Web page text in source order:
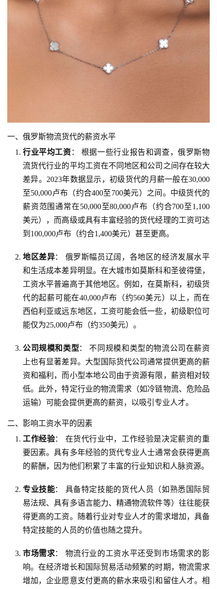
一、俄罗斯物流货代的薪资水平
行业平均工资 ： 根据一些行业报告和调查，俄罗斯物
流货代行业的平均工资在不同地区和公司之间存在较大
差异。2023年数据显示，初级货代的月薪一般在30,000
至50,000卢布（约合400至700美元）之间。中级货代的
薪资范围通常在50,000至80,000卢布（约合700至1,100
美元），而高级或具有丰富经验的货代经理的工资可达
到100,000卢布（约合1,400美元）甚至更高。
地区差异： 俄罗斯幅员辽阔，各地区的经济发展水平
和生活成本差异明显。在大城市如莫斯科和圣彼得堡，
工资水平普遍高于其他地区。例如，在莫斯科，初级货
代的起薪可能在40,000卢布（约560美元）以上，而在
西伯利亚或远东地区，工资可能会低一些，初级职位可
能仅为25,000卢布（约350美元）。
公司规模和类型 ： 不同规模和类型的物流公司在薪资
上也有显著差异。大型国际货代公司通常提供更高的薪
资和福利，而小型本地公司由于资源有限，薪资相对较
低。此外，特定行业的物流需求（如冷链物流、危险品
运输）可能会提供更高的薪资，以吸引专业人才。
二、影响工资水平的因素
工作经验： 在货代行业中，工作经验是决定薪资的重
要因素。具有多年经验的货代专业人士通常会获得更高
的薪酬，因为他们积累了丰富的行业知识和人脉资源。
专业技能： 具备特定技能的货代人员（如熟悉国际贸
易法规、具有多语言能力、精通物流软件等）往往能获
得更高的工资。随着行业对专业人才的需求增加，具备
特定技能的人员的价值也随之提升。
市场需求： 物流行业的工资水平还受到市场需求的影
响。在经济增长和国际贸易活动频繁的时期，物流需求
增加，企业愿意支付更高的薪水来吸引和留住人才。相